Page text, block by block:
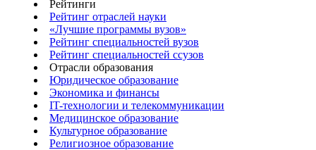
Рейтинги
Рейтинг отраслей науки
«Лучшие программы вузов»
Рейтинг специальностей вузов
Рейтинг специальностей ссузов
Отрасли образования
Юридическое образование
Экономика и финансы
IT-технологии и телекоммуникации
Медицинское образование
Культурное образование
Религиозное образование